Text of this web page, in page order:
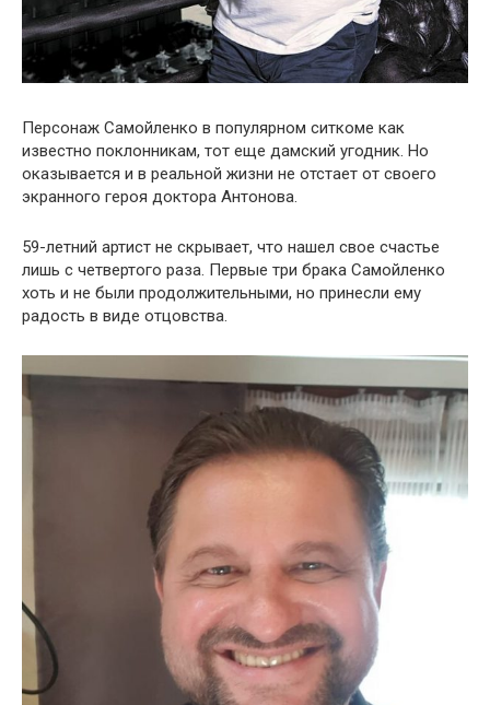
Персонаж Самойленко в популярном ситкоме как
известно поклонникам, тот еще дамский угодник. Но
оказывается и в реальной жизни не отстает от своего
экранного героя доктора Антонова.
59-летний артист не скрывает, что нашел свое счастье
лишь с четвертого раза. Первые три брака Самойленко
хоть и не были продолжительными, но принесли ему
радость в виде отцовства.